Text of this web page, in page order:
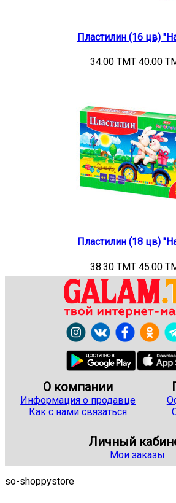
Пластилин (16 цв)
34.00 TMT 40.00
Пластилин (18 цв)
38.30 TMT 45.00
О компании
Информация о продавце
Как с нами связаться
Личный
Мои заказы
so-shoppystore